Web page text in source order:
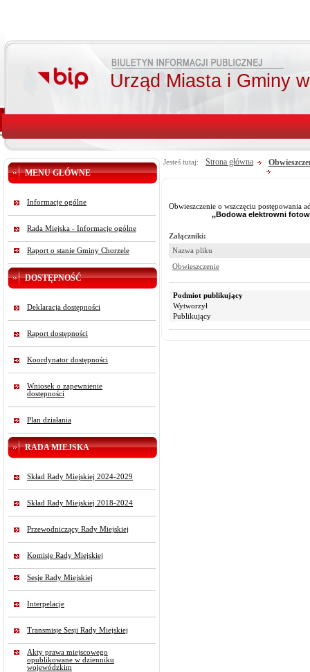
Urząd Miasta i Gminy
MENU GŁÓWNE
Informacje ogólne
Rada Miejska - Informacje ogólne
Raport o stanie Gminy Chorzele
DOSTĘPNOŚĆ
Deklaracja dostępności
Raport dostępności
Koordynator dostępności
Wniosek o zapewnienie
dostępności
Plan działania
RADA MIEJSKA
Skład Rady Miejskiej 2024-2029
Skład Rady Miejskiej 2018-2024
Przewodniczący Rady Miejskiej
Komisje Rady Miejskiej
Sesje Rady Miejskiej
Interpelacje
Transmisje Sesji Rady Miejskiej
Akty prawa miejscowego
opublikowane w dzienniku
wojewódzkim
Jesteś tutaj: Strona główna
Obwieszczenie o wszczęciu postępowania
,,Bodowa elektrowni
Załączniki:
Nazwa pliku
Obwieszczenie
Podmiot publikujący
Wytworzył
Publikujący